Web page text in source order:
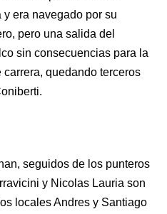
era navegado por su
pero una salida del
sin consecuencias para la
quedando terceros
seguidos de los punteros
y Nicolas Lauria son
locales Andres y Santiago